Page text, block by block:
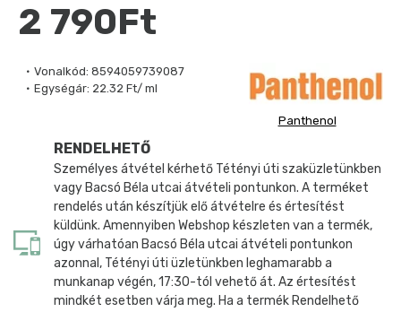
Vonalkód: 8594059739087
Egységár: 22.32 Ft/ ml
Panthenol
2 790Ft
RENDELHETŐ
Személyes átvétel kérhető Tétényi úti szaküzletünkben
vagy Bacsó Béla utcai átvételi pontunkon. A terméket
rendelés után készítjük elő átvételre és értesítést
küldünk. Amennyiben Webshop készleten van a termék,
úgy várhatóan Bacsó Béla utcai átvételi pontunkon
azonnal, Tétényi úti üzletünkben leghamarabb a
munkanap végén, 17:30-tól vehető át. Az értesítést
mindkét esetben várja meg. Ha a termék Rendelhető